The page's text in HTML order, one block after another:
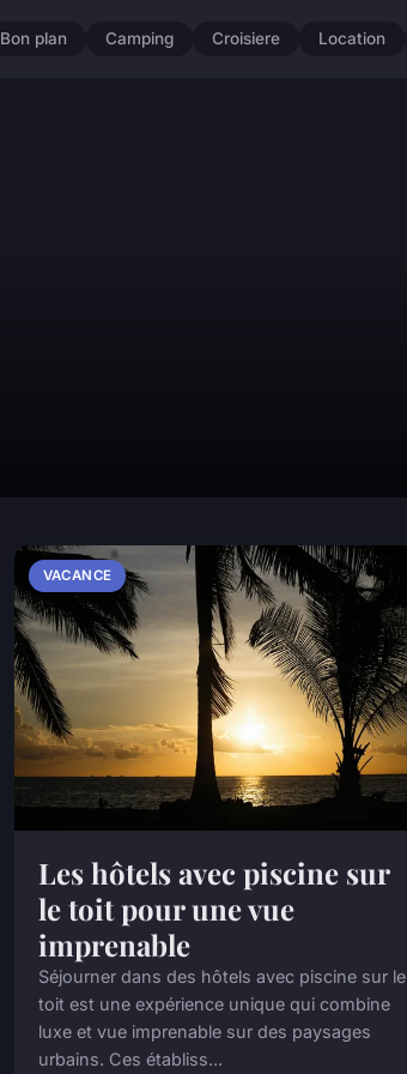
Bon plan Camping Croisiere Location
VACANCE
Les hôtels avec piscine sur
le toit pour une vue
imprenable
Séjourner dans des hôtels avec piscine sur le
toit est une expérience unique qui combine
luxe et vue imprenable sur des paysages
urbains. Ces établiss...